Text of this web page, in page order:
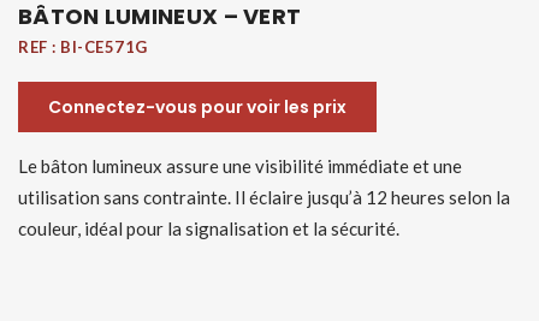
BÂTON LUMINEUX – VERT
REF : BI-CE571G
Connectez-vous pour voir les prix
Le bâton lumineux assure une visibilité immédiate et une
utilisation sans contrainte. Il éclaire jusqu’à 12 heures selon la
couleur, idéal pour la signalisation et la sécurité.